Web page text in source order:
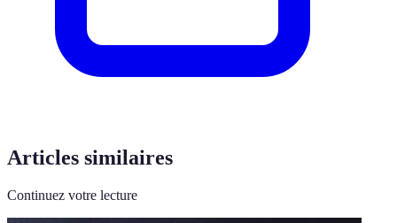
Articles similaires
Continuez votre lecture